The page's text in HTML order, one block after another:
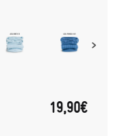
19,90€